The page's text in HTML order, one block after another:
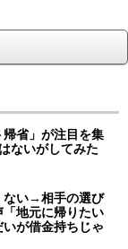
省」が注目を集
ないがしてみた
ない→相手の選び
地元に帰りたい
が借金持ちじゃ